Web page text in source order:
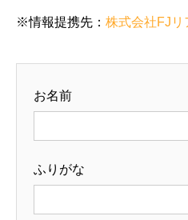
※情報提携先： 株式会社FJリ
お名前
ふりがな